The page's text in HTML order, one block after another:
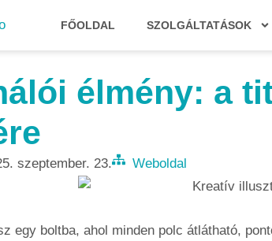
FŐOLDAL SZOLGÁLTATÁSOK
élmény: a
szeptember. 23. Weboldal
egy boltba, ahol minden polc átlátható,